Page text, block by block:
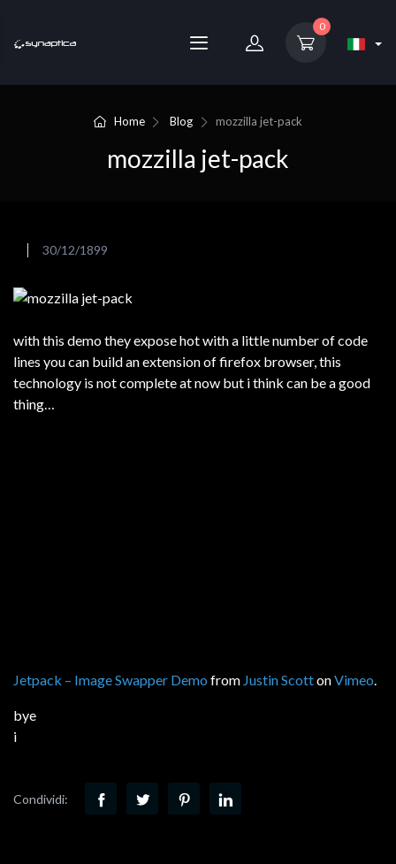
0
Home Blog mozzilla jet-pack
mozzilla jet-pack
30/12/1899
with this demo they expose hot with a little number of code
lines you can build an extension of firefox browser, this
technology is not complete at now but i think can be a good
thing…
Jetpack – Image Swapper Demo from Justin ScottonVimeo.
bye
i
Condividi: